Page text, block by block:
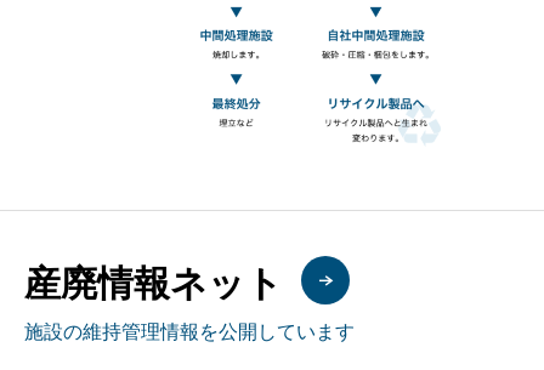
産廃情報ネット
施設の維持管理情報を公開しています